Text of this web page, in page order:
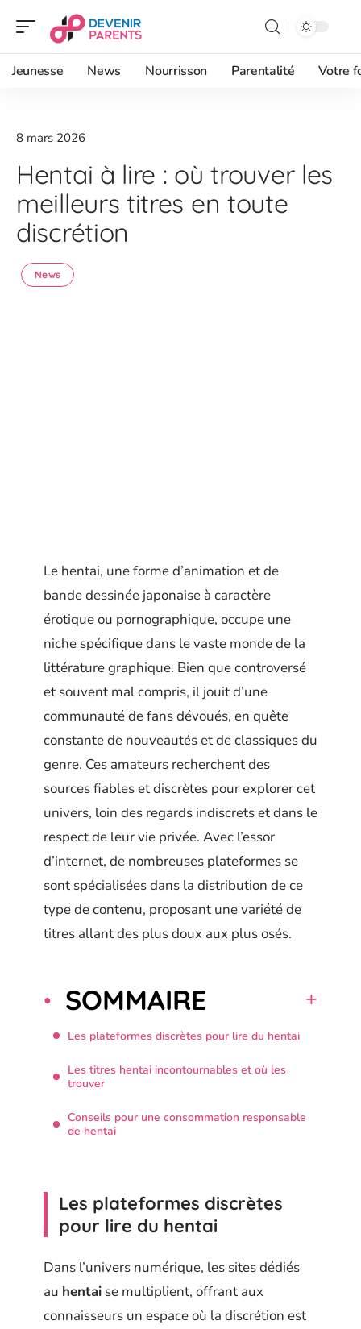
Jeunesse News Nourrisson Parentalité Votre
8 mars 2026
Hentai à lire : où trouver les
meilleurs titres en toute
discrétion
News
Le hentai, une forme d’animation et de
bande dessinée japonaise à caractère
érotique ou pornographique, occupe une
niche spécifique dans le vaste monde de la
littérature graphique. Bien que controversé
et souvent mal compris, il jouit d’une
communauté de fans dévoués, en quête
constante de nouveautés et de classiques du
genre. Ces amateurs recherchent des
sources fiables et discrètes pour explorer cet
univers, loin des regards indiscrets et dans le
respect de leur vie privée. Avec l’essor
d’internet, de nombreuses plateformes se
sont spécialisées dans la distribution de ce
type de contenu, proposant une variété de
titres allant des plus doux aux plus osés.
SOMMAIRE
Les plateformes discrètes pour lire du hentai
Les titres hentai incontournables et où les
trouver
Conseils pour une consommation responsable
de hentai
Les plateformes discrètes
pour lire du hentai
Dans l’univers numérique, les sites dédiés
au hentai se multiplient, offrant aux
connaisseurs un espace où la discrétion est